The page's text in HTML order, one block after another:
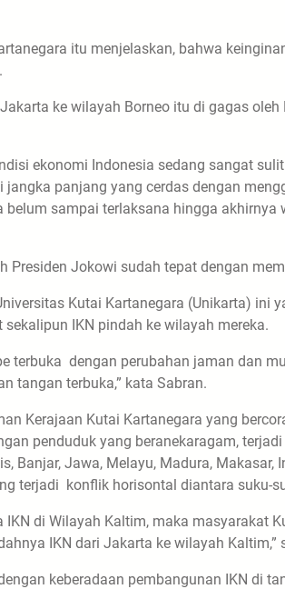
itu menjelaskan, bahwa
ke wilayah Borneo itu di gagas
ekonomi Indonesia sedang sangat
jangka panjang yang cerdas dengan
belum sampai terlaksana hingga
Presiden Jokowi sudah tepat dengan
Kutai Kartanegara (Unikarta)
IKN pindah ke wilayah mereka.
terbuka dengan perubahan jaman dan
tangan terbuka,” kata Sabran.
Kerajaan Kutai Kartanegara yang
penduduk yang beranekaragam,
Banjar, Jawa, Melayu, Madura,
terjadi konflik horisontal diantara suku-
IKN di Wilayah Kaltim, maka masyarakat
IKN dari Jakarta ke wilayah Kaltim,”
keberadaan pembangunan IKN di